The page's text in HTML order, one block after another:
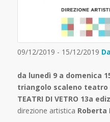
09/12/2019 - 15/12/2019
da lunedì 9 a domenica
triangolo scaleno teatro
TEATRI DI VETRO 13a
direzione artistica Roberta